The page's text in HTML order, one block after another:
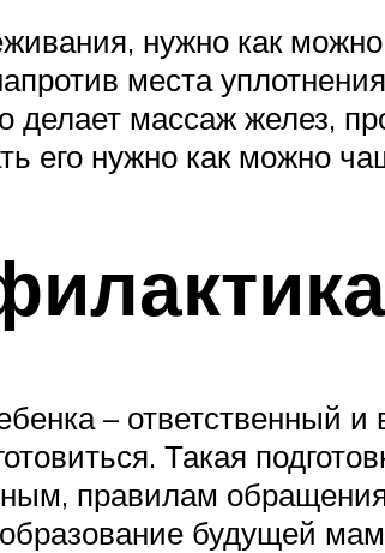
нужно как
места
делает массаж желез,
его нужно как можно
– ответственный
Такая
правилам
будущей